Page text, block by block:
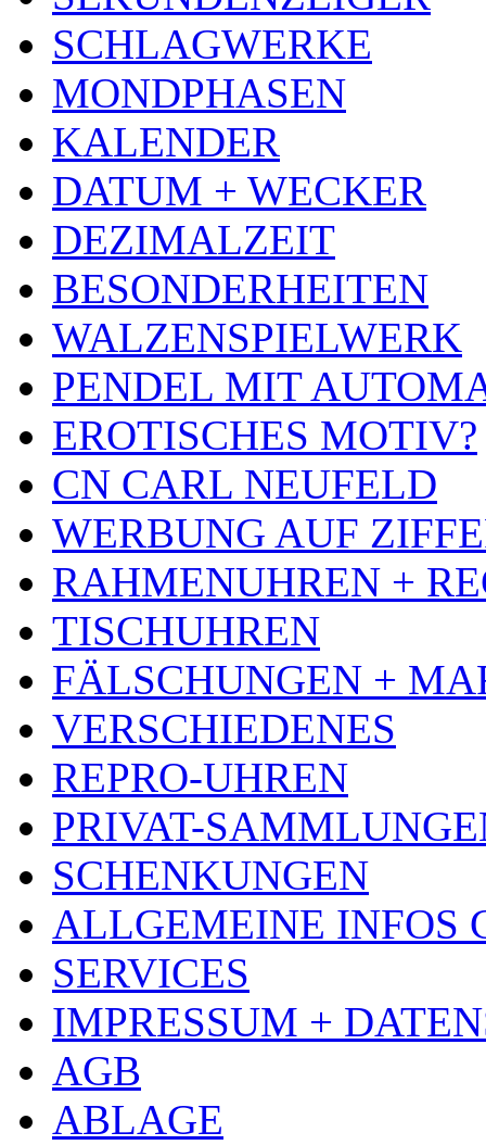
SCHLAGWERKE
MONDPHASEN
KALENDER
DATUM + WECKER
DEZIMALZEIT
BESONDERHEITEN
WALZENSPIELWERK
PENDEL MIT
EROTISCHES MOTIV?
CN CARL NEUFELD
WERBUNG AUF
RAHMENUHREN +
TISCHUHREN
FÄLSCHUNGEN +
VERSCHIEDENES
REPRO-UHREN
PRIVAT-
SCHENKUNGEN
ALLGEMEINE INFOS
SERVICES
IMPRESSUM +
AGB
ABLAGE